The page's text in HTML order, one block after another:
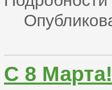
С 8 Марта!